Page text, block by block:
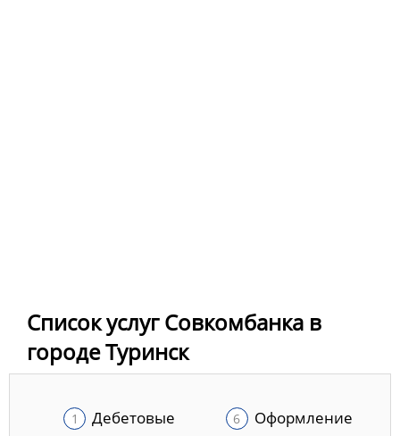
Список услуг Совкомбанка в
городе Туринск
Дебетовые
Оформление